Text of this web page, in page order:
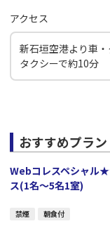
アクセス
新石垣空港より車
タクシーで約10分
おすすめプラン
Webコレスペシャル
ス(1名～5名1室)
禁煙 朝食付